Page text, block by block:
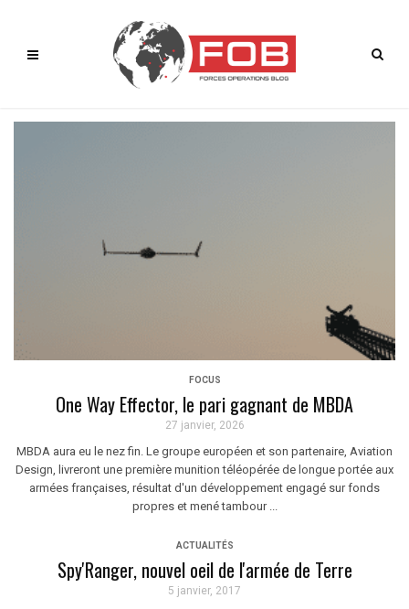
FOCUS
One Way Effector, le pari gagnant de MBDA
27 janvier, 2026
MBDA aura eu le nez fin. Le groupe européen et son partenaire, Aviation
Design, livreront une première munition téléopérée de longue portée aux
armées françaises, résultat d'un développement engagé sur fonds
propres et mené tambour ...
ACTUALITÉS
Spy'Ranger, nouvel oeil de l'armée de Terre
5 janvier, 2017